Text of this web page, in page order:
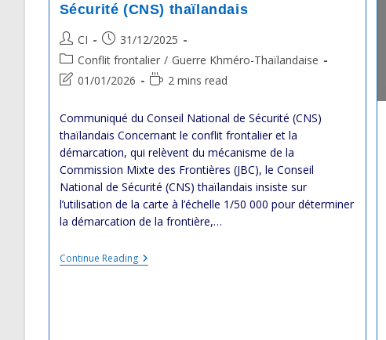
Sécurité (CNS) thaïlandais
Post
author:
CI
Post
published:
31/12/2025
Post
category:
Conflit frontalier / Guerre Khméro-Thaïlandaise
Post
modified:
01/01/2026
Reading2 mins read
Communiqué du Conseil National de Sécurité (CNS)
thaïlandais Concernant le conflit frontalier et la
démarcation, qui relèvent du mécanisme de la
Commission Mixte des Frontières (JBC), le Conseil
National de Sécurité (CNS) thaïlandais insiste sur
l’utilisation de la carte à l’échelle 1/50 000 pour déterminer
la démarcation de la frontière,…
Continue ReadingCommuniqué
Du